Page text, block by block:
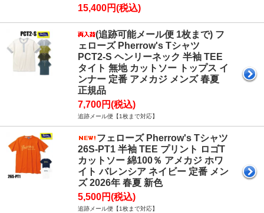
15,400円(税込)
(追跡可能メール便 1枚まで) フ
ェローズ Pherrow's Tシャツ
PCT2-S ヘンリーネック 半袖 TEE
タイト 無地 カットソー トップス イ
ンナー 定番 アメカジ メンズ 春夏
正規品
7,700円(税込)
追跡メール便【1枚まで対応】
フェローズ Pherrow's Tシャツ
26S-PT1 半袖 TEE プリント ロゴT
カットソー 綿100％ アメカジ ホワ
イト バレンシア ネイビー 定番 メン
ズ 2026年 春夏 新色
5,500円(税込)
追跡メール便【1枚まで対応】